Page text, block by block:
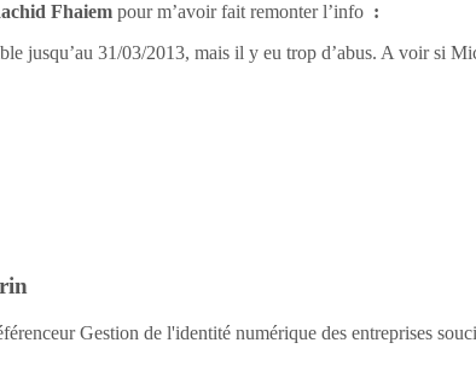
Fhaiem pour m’avoir fait remonter l’info :
jusqu’au 31/03/2013, mais il y eu trop d’abus. A voir si
Gestion de l'identité numérique des entreprises